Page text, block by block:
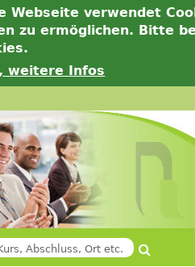
Webseite verwendet
zu ermöglichen. Bitte
weitere Infos